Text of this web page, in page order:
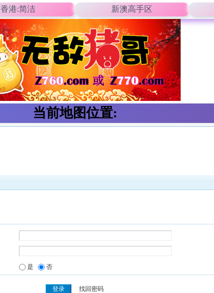
香港:简洁 新澳高手区
当前地图位置:
是 否
找回密码